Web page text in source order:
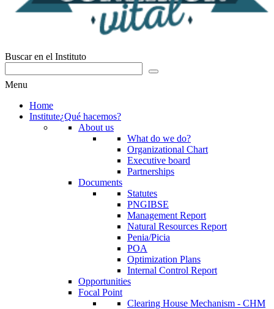
Buscar en el Instituto
Menu
Home
Institute¿Qué hacemos?
About us
What do we do?
Organizational Chart
Executive board
Partnerships
Documents
Statutes
PNGIBSE
Management Report
Natural Resources Report
Penia/Picia
POA
Optimization Plans
Internal Control Report
Opportunities
Focal Point
Clearing House Mechanism - CHM